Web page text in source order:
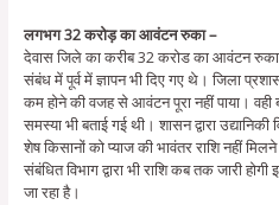
लगभग 32 करोड़ का आवंटन रुका –
देवास जिले का करीब 32 करोड का आवंटन रुका
संबंध में पूर्व में ज्ञापन भी दिए गए थे। जिला
कम होने की वजह से आवंटन पूरा नहीं पाया।
समस्या भी बताई गई थी। शासन द्वारा
शेष किसानों को प्याज की भावंतर राशि नहीं
संबंधित विभाग द्वारा भी राशि कब तक जारी
जा रहा है।